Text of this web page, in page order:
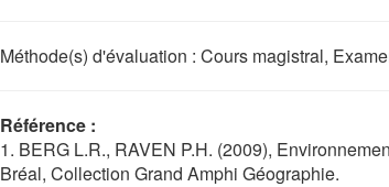
Méthode(s) d'évaluation : Cours magistral,
Référence :
1. BERG L.R., RAVEN P.H. (2009),
Bréal, Collection Grand Amphi Géographie.